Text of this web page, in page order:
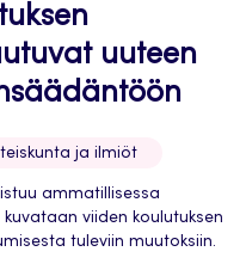
uuteen
ja ilmiöt
ammatillisessa
kuvataan viiden koulutuksen
tuleviin muutoksiin.